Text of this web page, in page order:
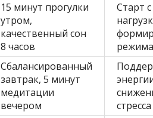
15 минут прогулки
утром,
качественный сон
8 часов
Старт
Сбалансированный
завтрак, 5 минут
медитации
вечером
стресса